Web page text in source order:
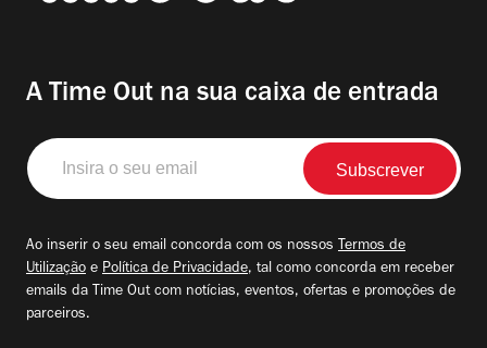
A Time Out na sua caixa de entrada
Insira
o
seu
Ao inserir o seu email concorda com os nossos Termos de
Utilização e Política de Privacidade, tal como concorda em receber
emails da Time Out com notícias, eventos, ofertas e promoções de
parceiros.